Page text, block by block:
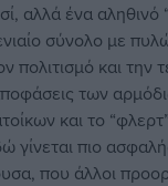
αλλά ένα αληθινό
σύνολο με
πολιτισμό και την
των
και το
πιο
που άλλοι